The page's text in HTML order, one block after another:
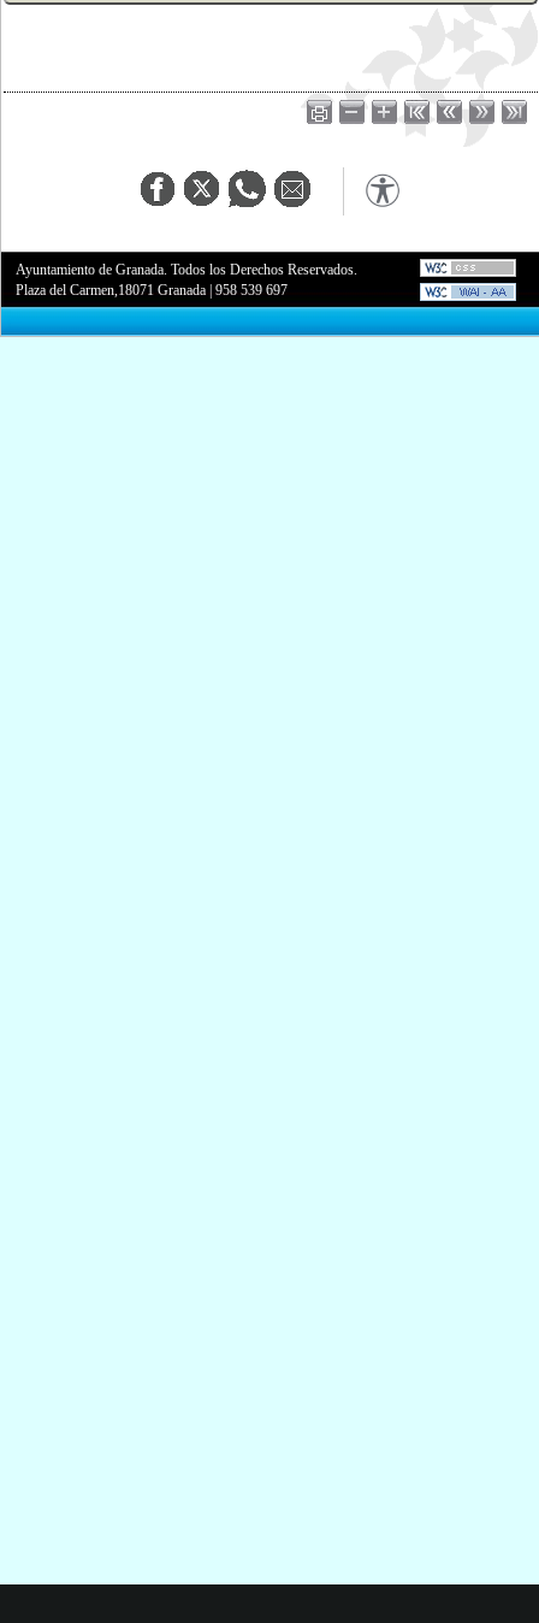
Ayuntamiento de Granada. Todos los Derechos Reservados.
Plaza del Carmen,18071 Granada |958 539 697